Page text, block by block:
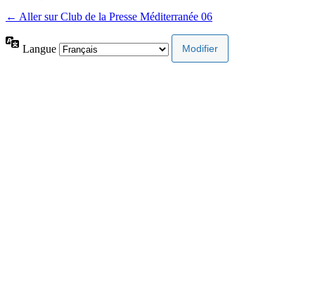
← Aller sur Club de la Presse Méditerranée 06
Langue